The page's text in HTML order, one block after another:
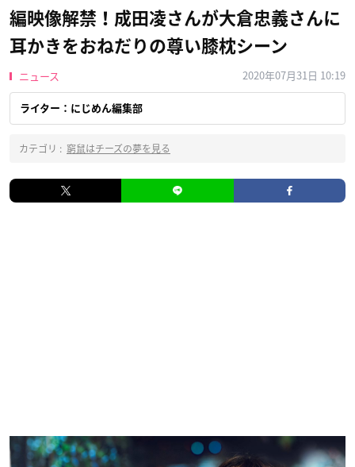
編映像解禁！成田凌さんが大倉忠義さんに
耳かきをおねだりの尊い膝枕シーン
ニュース 2020年07月31日 10:19
ライター：にじめん編集部
カテゴリ : 窮鼠はチーズの夢を見る